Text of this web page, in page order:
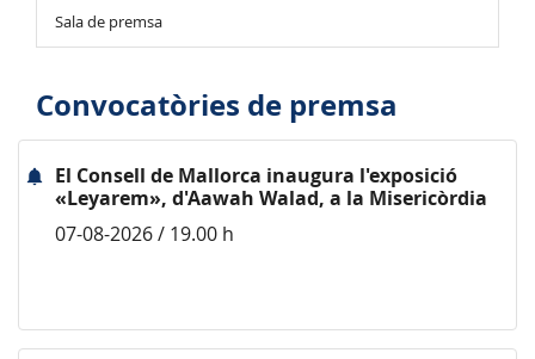
Sala de premsa
Convocatòries de premsa
El Consell de Mallorca inaugura l'exposició
«Leyarem», d'Aawah Walad, a la Misericòrdia
07-08-2026 / 19.00 h